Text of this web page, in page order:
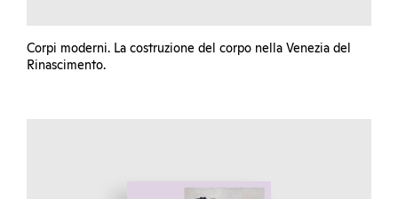
Corpi moderni. La costruzione del corpo nella Venezia del
Rinascimento.